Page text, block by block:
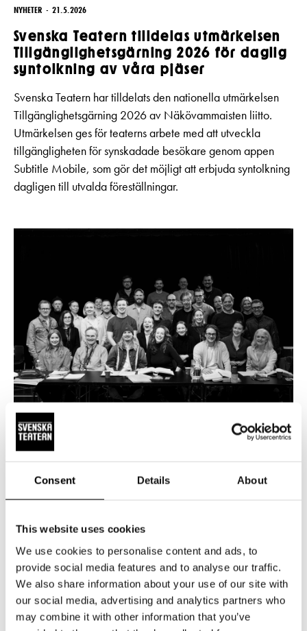
Consent Details About
This website uses cookies
We use cookies to personalise content and ads, to
provide social media features and to analyse our traffic.
We also share information about your use of our site with
our social media, advertising and analytics partners who
may combine it with other information that you’ve
NYHETER 21.5.2026
Svenska Teatern tilldelas utmärkelsen
Tillgänglighetsgärning 2026 för daglig
syntolkning av våra pjäser
Svenska Teatern har tilldelats den nationella utmärkelsen
Tillgänglighetsgärning 2026 av Näkövammaisten liitto.
Utmärkelsen ges för teaterns arbete med att utveckla
tillgängligheten för synskadade besökare genom appen
Subtitle Mobile, som gör det möjligt att erbjuda syntolkning
dagligen till utvalda föreställningar.
NYHETER
Änglagård – biljetterna till våren 2027
släpps 19 maj
Intresset för höstens stora musikal Änglagård är enormt.
Hittills har 20 000 biljetter bokats och sålts. Repetitionerna
är i full gång, och glädjen i ensemblen är påtaglig – nu
växer föreställningen fram dag för dag. Änglagård har
premiär den 17 september 2026. Tisdagen den 19.5 kl 12
släpper vi biljetterna till föreställningarna 2027.